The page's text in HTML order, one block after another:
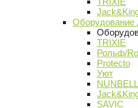
Оборудование
TRIXIE
Рольф/
Protecto
Уют
NUNBELL
SAVIC